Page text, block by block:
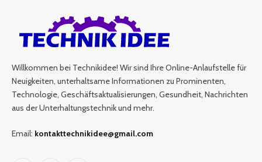
Willkommen bei Technikidee! Wir sind Ihre Online-Anlaufstelle für
Neuigkeiten, unterhaltsame Informationen zu Prominenten,
Technologie, Geschäftsaktualisierungen, Gesundheit, Nachrichten
aus der Unterhaltungstechnik und mehr.
Email: kontakttechnikidee@gmail.com